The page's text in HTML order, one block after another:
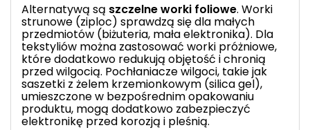
Alternatywą są szczelne worki foliowe. Worki
strunowe (ziploc) sprawdzą się dla małych
przedmiotów (biżuteria, mała elektronika). Dla
tekstyliów można zastosować worki próżniowe,
które dodatkowo redukują objętość i chronią
przed wilgocią. Pochłaniacze wilgoci, takie jak
saszetki z żelem krzemionkowym (silica gel),
umieszczone w bezpośrednim opakowaniu
produktu, mogą dodatkowo zabezpieczyć
elektronikę przed korozją i pleśnią.